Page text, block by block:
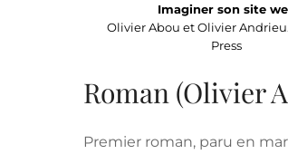
Imaginer son site
Olivier Abou et Olivier
Press
Roman (Olivier
Premier roman, paru en